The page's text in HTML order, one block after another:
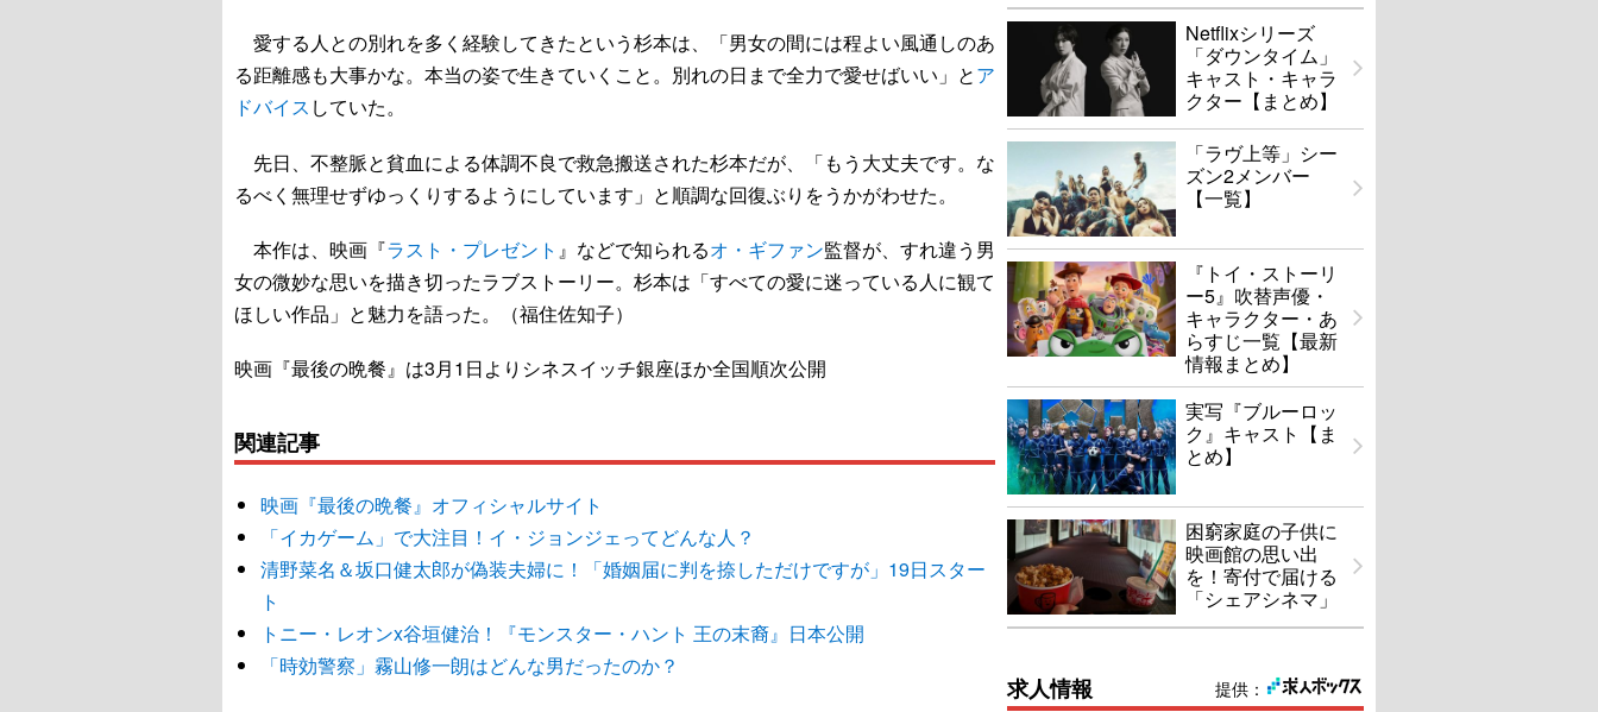
愛する人との別れを多く経験してきたという杉本は、「男女の間には程よい風通しのあ
る距離感も大事かな。本当の姿で生きていくこと。別れの日まで全力で愛せばいい」とア
ドバイス していた。
先日、不整脈と貧血による体調不良で救急搬送された杉本だが、「もう大丈夫です。な
るべく無理せずゆっくりするようにしています」と順調な回復ぶりをうかがわせた。
本作は、映画『ラスト・プレゼント 』などで知られるオ・ギファン監督が、すれ違う男
女の微妙な思いを描き切ったラブストーリー。杉本は「すべての愛に迷っている人に観て
ほしい作品」と魅力を語った。（福住佐知子）
映画『最後の晩餐』は3月1日よりシネスイッチ銀座ほか全国順次公開
関連記事
映画『最後の晩餐』オフィシャルサイト
「イカゲーム」で大注目！イ・ジョンジェってどんな人？
清野菜名＆坂口健太郎が偽装夫婦に！「婚姻届に判を捺しただけですが」19日スター
ト
トニー・レオンx谷垣健治！『モンスター・ハント 王の末裔』日本公開
「時効警察」霧山修一朗はどんな男だったのか？
Netflixシリーズ
「ダウンタイム」
キャスト・キャラ
クター【まとめ】
「ラヴ上等」シー
ズン2メンバー
【一覧】
『トイ・ストーリ
ー5』吹替声優・
キャラクター・あ
らすじ一覧【最新
情報まとめ】
実写『ブルーロッ
ク』キャスト【ま
とめ】
困窮家庭の子供に
映画館の思い出
を！寄付で届ける
「シェアシネマ」
提供：
求人情報